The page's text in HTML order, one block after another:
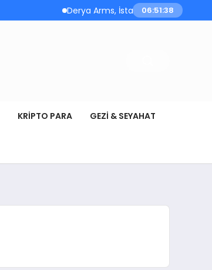
Derya Arms, İstanbul Prohunt 2026’da
06:51:39
KRIPTO PARA GEZI & SEYAHAT